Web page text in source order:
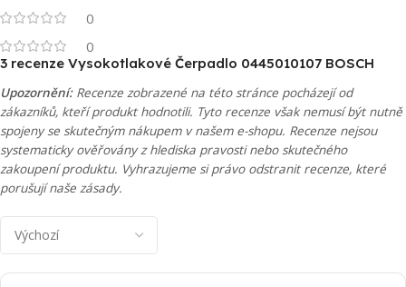
0
0
3 recenze Vysokotlakové Čerpadlo 0445010107 BOSCH
Upozornění:Recenze zobrazené na této stránce pocházejí od
zákazníků, kteří produkt hodnotili. Tyto recenze však nemusí být nutně
spojeny se skutečným nákupem v našem e-shopu. Recenze nejsou
systematicky ověřovány z hlediska pravosti nebo skutečného
zakoupení produktu. Vyhrazujeme si právo odstranit recenze, které
porušují naše zásady.